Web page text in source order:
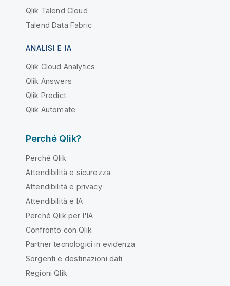
Qlik Talend Cloud
Talend Data Fabric
ANALISI E IA
Qlik Cloud Analytics
Qlik Answers
Qlik Predict
Qlik Automate
Perché Qlik?
Perché Qlik
Attendibilità e sicurezza
Attendibilità e privacy
Attendibilità e IA
Perché Qlik per l'IA
Confronto con Qlik
Partner tecnologici in evidenza
Sorgenti e destinazioni dati
Regioni Qlik